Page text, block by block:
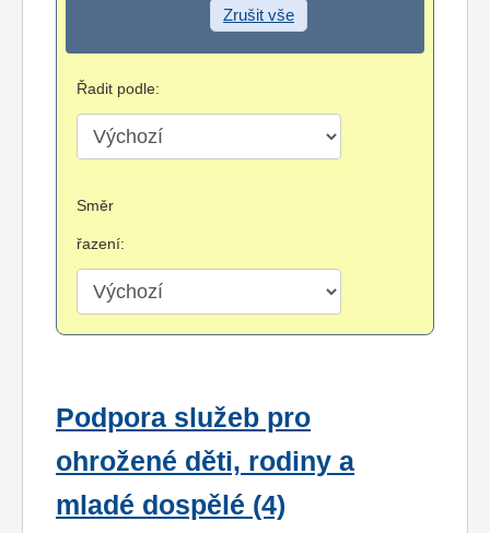
Zrušit vše
Řadit podle:
Směr
řazení:
Podpora služeb pro
ohrožené děti, rodiny a
mladé dospělé (4)